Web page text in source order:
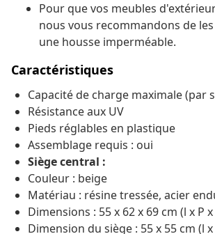
Pour que vos meubles
nous vous recommandons de
une housse imperméable.
Caractéristiques
Capacité de charge maximale (par
Résistance aux UV
Pieds réglables en plastique
Assemblage requis : oui
Siège central :
Couleur : beige
Matériau : résine tressée, acier
Dimensions : 55 x 62 x 69 cm (l x P
Dimension du siège : 55 x 55 cm (l x